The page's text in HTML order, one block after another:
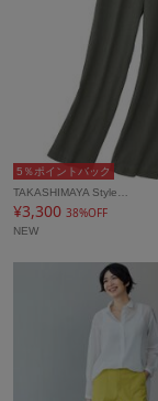
5％ポイントバック
TAKASHIMAYA Style…
¥3,300 38%OFF
NEW